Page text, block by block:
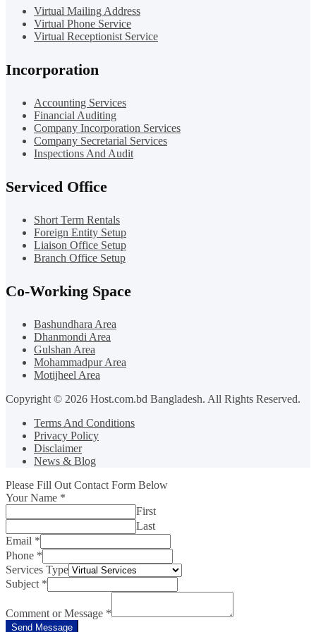
Virtual Mailing Address
Virtual Phone Service
Virtual Receptionist Service
Incorporation
Accounting Services
Financial Auditing
Company Incorporation Services
Company Secretarial Services
Inspections And Audit
Serviced Office
Short Term Rentals
Foreign Entity Setup
Liaison Office Setup
Branch Office Setup
Co-Working Space
Bashundhara Area
Dhanmondi Area
Gulshan Area
Mohammadpur Area
Motijheel Area
Copyright © 2026 Host.com.bd Bangladesh. All Rights Reserved.
Terms And Conditions
Privacy Policy
Disclaimer
News & Blog
Please Fill Out Contact Form Below
Your Name *
First
Last
Email *
Phone *
Services Type
Subject *
Comment or Message *
Send Message